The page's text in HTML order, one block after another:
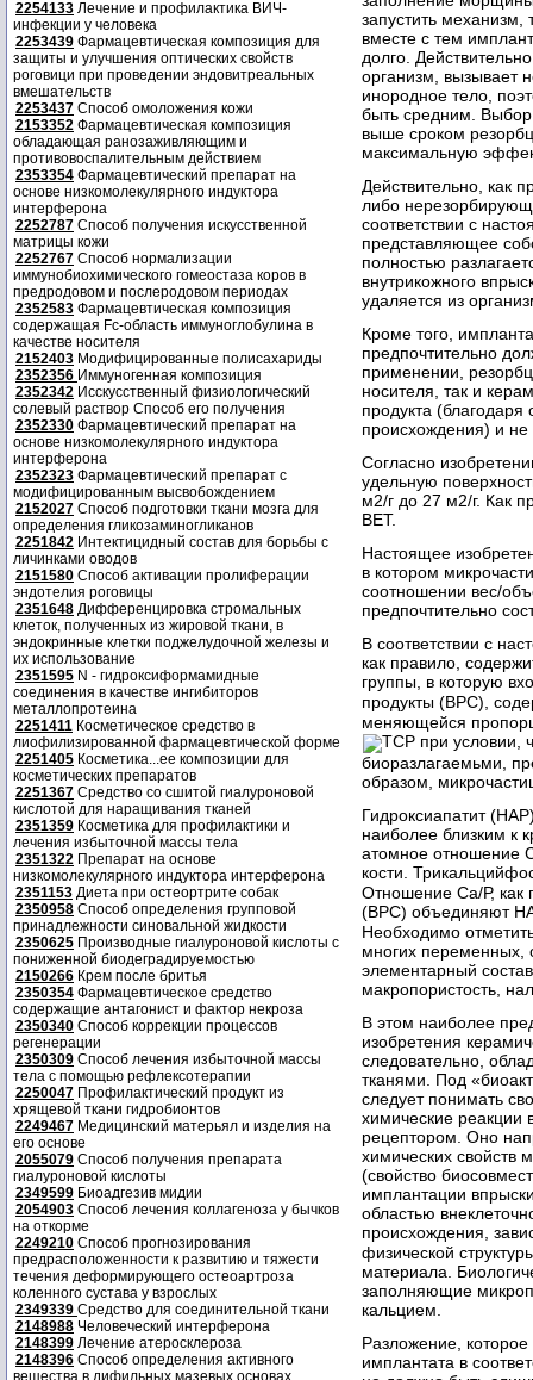
2254133 Лечение и профилактика ВИЧ-
инфекции у человека
2253439 Фармацевтическая композиция для
защиты и улучшения оптических свойств
роговици при проведении эндовитреальных
вмешательств
2253437 Способ омоложения кожи
2153352 Фармацевтическая композиция
обладающая ранозаживляющим и
противовоспалительным действием
2353354 Фармацевтический препарат на
основе низкомолекулярного индуктора
интерферона
2252787 Способ получения искусственной
матрицы кожи
2252767 Способ нормализации
иммунобиохимического гомеостаза коров в
предродовом и послеродовом периодах
2352583 Фармацевтическая композиция
содержащая Fc-область иммуноглобулина в
качестве носителя
2152403 Модифицированные полисахариды
2352356 Иммуногенная композиция
2352342 Исскусственный физиологический
солевый раствор Способ его получения
2352330 Фармацевтический препарат на
основе низкомолекулярного индуктора
интерферона
2352323 Фармацевтический препарат с
модифицированным высвобождением
2152027 Способ подготовки ткани мозга для
определения гликозаминогликанов
2251842 Интектицидный состав для борьбы с
личинками оводов
2151580 Способ активации пролиферации
эндотелия роговицы
2351648 Дифференцировка стромальных
клеток, полученных из жировой ткани, в
эндокринные клетки поджелудочной железы и
их использование
2351595 N - гидроксиформамидные
соединения в качестве ингибиторов
металлопротеина
2251411 Косметическое средство в
лиофилизированной фармацевтической форме
2251405 Косметика...ее композиции для
косметических препаратов
2251367 Средство со сшитой гиалуроновой
кислотой для наращивания тканей
2351359 Косметика для профилактики и
лечения избыточной массы тела
2351322 Препарат на основе
низкомолекулярного индуктора интерферона
2351153 Диета при остеортрите собак
2350958 Способ определения групповой
принадлежности синовальной жидкости
2350625 Производные гиалуроновой кислоты с
пониженной биодеградируемостью
2150266 Крем после бритья
2350354 Фармацевтическое средство
содержащие антагонист и фактор некроза
2350340 Способ коррекции процессов
регенерации
2350309 Способ лечения избыточной массы
тела с помощью рефлексотерапии
2250047 Профилактический продукт из
хрящевой ткани гидробионтов
2249467 Медицинский матерьял и изделия на
его основе
2055079 Способ получения препарата
гиалуроновой кислоты
2349599 Биоадгезив мидии
2054903 Способ лечения коллагеноза у бычков
на откорме
2249210 Способ прогнозирования
предрасположенности к развитию и тяжести
течения деформирующего остеоартроза
коленного сустава у взрослых
2349339 Средство для соединительной ткани
2148988 Человеческий интерферона
2148399 Лечение атеросклероза
2148396 Способ определения активного
вещества в дифильных мазевых основах
запустить механизм,
вместе с тем
долго.
организм, вызывает
инородное тело,
быть средним.
выше сроком
максимальную
Действительно, как
либо
соответствии с
представляющее
полностью
внутрикожного
удаляется из
Кроме того,
предпочтительно
применении,
носителя, так и
продукта (благодаря
происхождения) и не
Согласно
удельную
м2/г до 27 м2/г. Как
BET.
Настоящее
в котором
соотношении вес/
предпочтительно
В соответствии с
как правило,
группы, в которую
продукты (ВРС),
меняющейся
ТСР при условии,
биоразлагаемьми,
образом,
Гидроксиапатит
наиболее близким к
атомное отношение
кости.
Отношение Са/Р, как
(ВРС) объединяют
Необходимо
многих переменных,
элементарный
макропористость,
В этом наиболее
изобретения
следовательно,
тканями. Под
следует понимать
химические реакции
рецептором. Оно
химических свойств
(свойство
имплантации
областью
происхождения,
физической
материала.
заполняющие
кальцием.
Разложение,
имплантата в